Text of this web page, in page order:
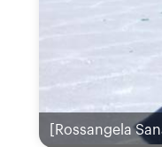
[Rossangela